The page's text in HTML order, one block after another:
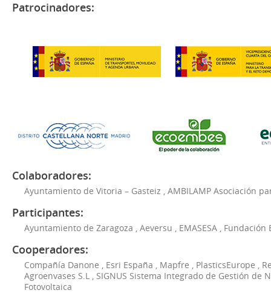
Patrocinadores:
Colaboradores:
Ayuntamiento de Vitoria – Gasteiz AMBILAMP Asociación
Participantes:
Ayuntamiento de Zaragoza Aeversu EMASESA Fundación
Cooperadores:
Compañía Danone Esri España Mapfre PlasticsEurope
Agroenvases S.L
SIGNUS Sistema Integrado de Gestión de
Fotovoltaica